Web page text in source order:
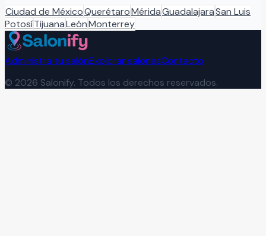
Ciudad de MéxicoQuerétaroMéridaGuadalajaraSan Luis
PotosíTijuanaLeónMonterrey
Administra tu salónExplorar salonesContacto
© 2026 Salonify. Todos los derechos reservados.